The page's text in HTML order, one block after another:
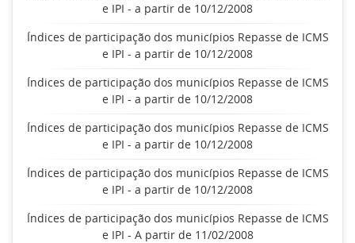
e IPI - a partir de 10/12/2008
Índices de participação dos municípios Repasse de ICMS
e IPI - a partir de 10/12/2008
Índices de participação dos municípios Repasse de ICMS
e IPI - a partir de 10/12/2008
Índices de participação dos municípios Repasse de ICMS
e IPI - a partir de 10/12/2008
Índices de participação dos municípios Repasse de ICMS
e IPI - a partir de 10/12/2008
Índices de participação dos municípios Repasse de ICMS
e IPI - A partir de 11/02/2008